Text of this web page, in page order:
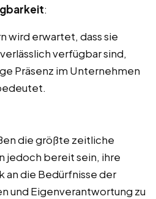
:
wird erwartet, dass sie
verfügbar sind,
Präsenz im Unternehmen
die größte zeitliche
jedoch bereit sein, ihre
an die Bedürfnisse der
und Eigenverantwortung zu